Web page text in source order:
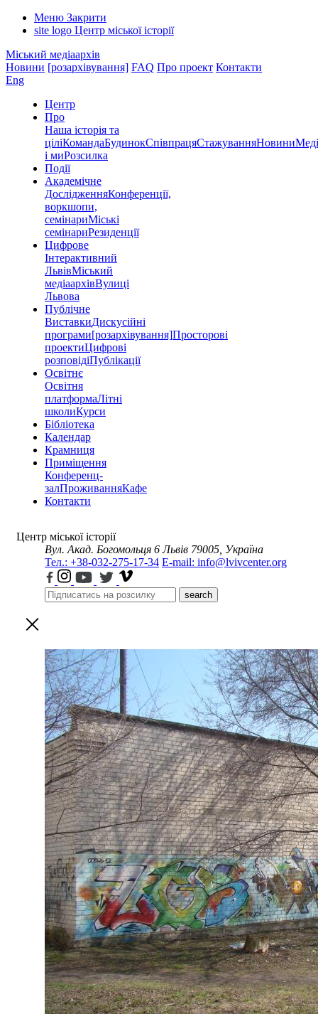
Меню Закрити
site logo Центр міської історії
Міський медіаархів
Новини [розархівування] FAQ Про проект Контакти
Eng
Центр
Про
Наша історія та
ціліКомандаБудинокСпівпрацяСтажуванняНовини
і миРозсилка
Події
Академічне
ДослідженняКонференції,
воркшопи,
семінариМіські
семінариРезиденції
Цифрове
Інтерактивний
ЛьвівМіський
медіаархівВулиці
Львова
Публічне
ВиставкиДискусійні
програми[розархівування]Просторові
проектиЦифрові
розповідіПублікації
Освітнє
Освітня
платформаЛітні
школиКурси
Бібліотека
Календар
Крамниця
Приміщення
Конференц-
залПроживанняКафе
Контакти
Центр міської історії
Вул. Акад. Богомольця 6 Львів 79005, Україна
Тел.: +38-032-275-17-34 E-mail: info@lvivcenter.org
search